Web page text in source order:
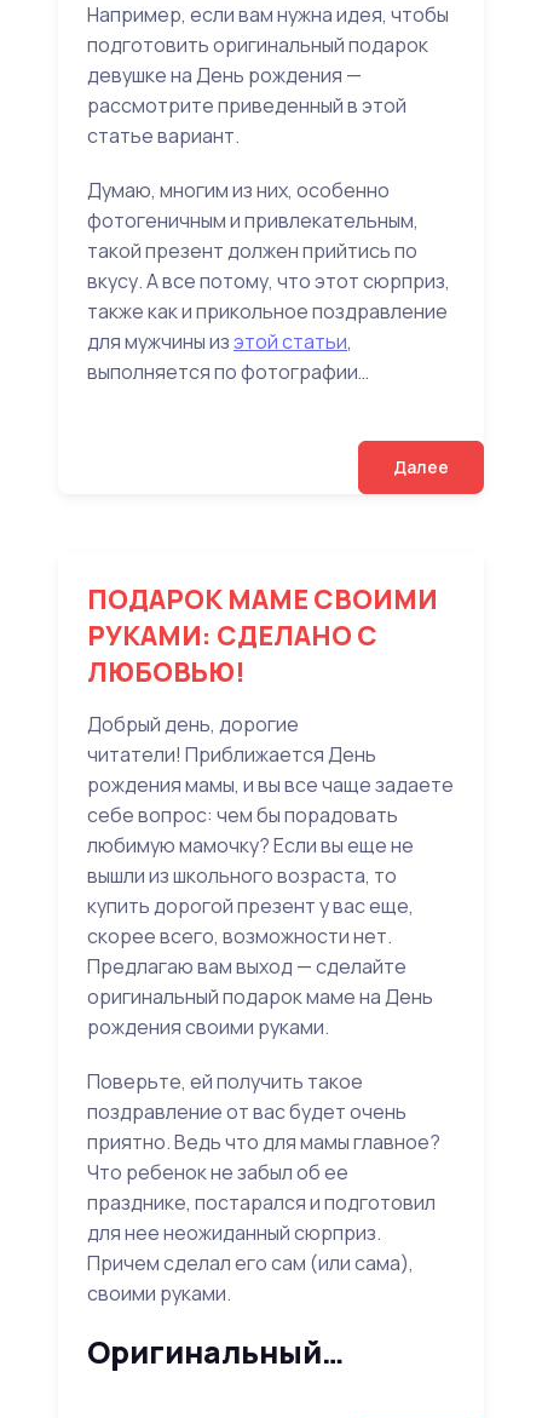
Например, если вам нужна идея, чтобы
подготовить оригинальный подарок
девушке на День рождения —
рассмотрите приведенный в этой
статье вариант.
Думаю, многим из них, особенно
фотогеничным и привлекательным,
такой презент должен прийтись по
вкусу. А все потому, что этот сюрприз,
также как и прикольное поздравление
для мужчины изэтой статьи,
выполняется по фотографии…
Далее
ПОДАРОК МАМЕ СВОИМИ
РУКАМИ: СДЕЛАНО С
ЛЮБОВЬЮ!
Добрый день, дорогие
читатели! Приближается День
рождения мамы, и вы все чаще задаете
себе вопрос: чем бы порадовать
любимую мамочку? Если вы еще не
вышли из школьного возраста, то
купить дорогой презент у вас еще,
скорее всего, возможности нет.
Предлагаю вам выход — сделайте
оригинальный подарок маме на День
рождения своими руками.
Поверьте, ей получить такое
поздравление от вас будет очень
приятно. Ведь что для мамы главное?
Что ребенок не забыл об ее
празднике, постарался и подготовил
для нее неожиданный сюрприз.
Причем сделал его сам (или сама),
своими руками.
Оригинальный…